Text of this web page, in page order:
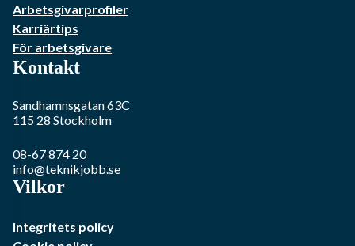
Arbetsgivarprofiler
Karriärtips
För arbetsgivare
Kontakt
Sandhamnsgatan 63C
115 28 Stockholm
08-67 874 20
info@teknikjobb.se
Vilkor
Integritets policy